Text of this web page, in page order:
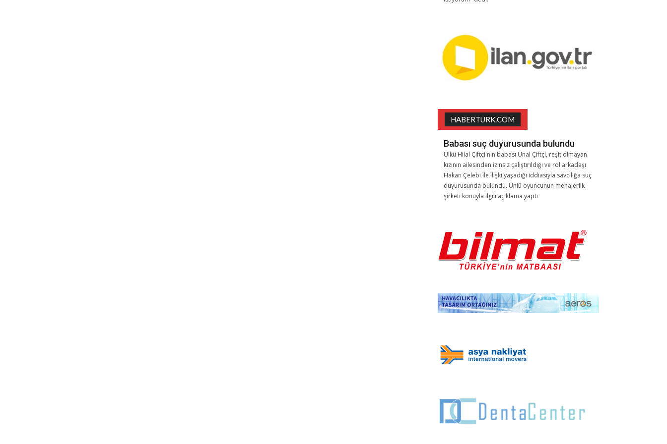
HABERTURK.COM
Babası suç duyurusunda bulundu
Ülkü Hilal Çiftçi'nin babası Ünal Çiftçi, reşit olmayan
kızının ailesinden izinsiz çalıştırıldığı ve rol arkadaşı
Hakan Çelebi ile ilişki yaşadığı iddiasıyla savcılığa suç
duyurusunda bulundu. Ünlü oyuncunun menajerlik
şirketi konuyla ilgili açıklama yaptı